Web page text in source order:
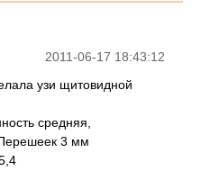
2011-06-17 18:43:12
узи щитовидной
средняя,
3 мм